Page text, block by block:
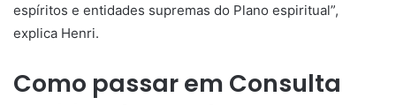
espíritos e entidades supremas do Plano espiritual”,
explica Henri.
Como passar em Consulta